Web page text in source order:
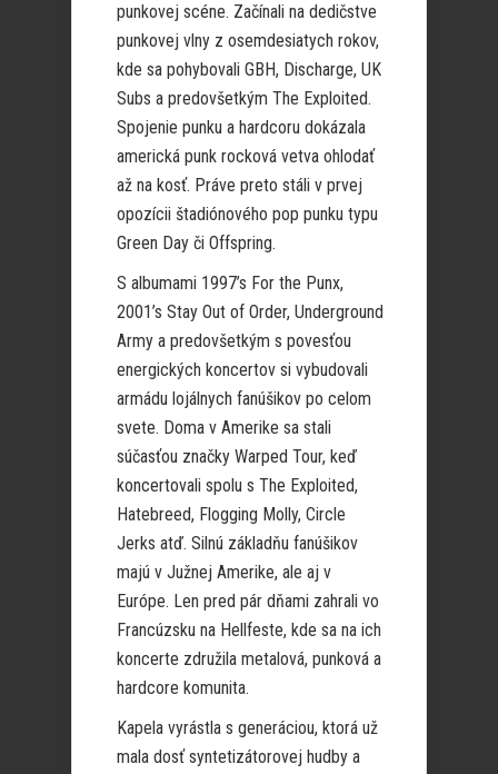
punkovej scéne. Začínali na dedičstve
punkovej vlny z osemdesiatych rokov,
kde sa pohybovali GBH, Discharge, UK
Subs a predovšetkým The Exploited.
Spojenie punku a hardcoru dokázala
americká punk rocková vetva ohlodať
až na kosť. Práve preto stáli v prvej
opozícii štadiónového pop punku typu
Green Day či Offspring.
S albumami 1997’s For the Punx,
2001’s Stay Out of Order, Underground
Army a predovšetkým s povesťou
energických koncertov si vybudovali
armádu lojálnych fanúšikov po celom
svete. Doma v Amerike sa stali
súčasťou značky Warped Tour, keď
koncertovali spolu s The Exploited,
Hatebreed, Flogging Molly, Circle
Jerks atď. Silnú základňu fanúšikov
majú v Južnej Amerike, ale aj v
Európe. Len pred pár dňami zahrali vo
Francúzsku na Hellfeste, kde sa na ich
koncerte združila metalová, punková a
hardcore komunita.
Kapela vyrástla s generáciou, ktorá už
mala dosť syntetizátorovej hudby a